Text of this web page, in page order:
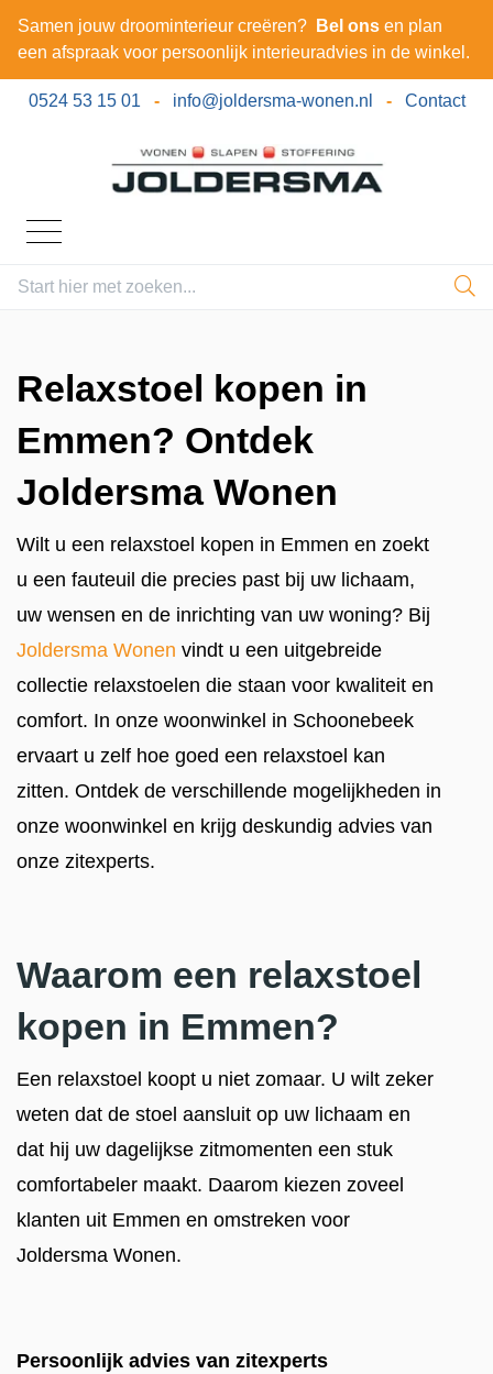
Samen jouw droominterieur creëren? Bel ons en plan
een afspraak voor persoonlijk interieuradvies in de winkel.
0524 53 15 01 - info@joldersma-wonen.nl - Contact
Relaxstoel kopen in
Emmen? Ontdek
Joldersma Wonen
Wilt u een relaxstoel kopen in Emmen en zoekt
u een fauteuil die precies past bij uw lichaam,
uw wensen en de inrichting van uw woning? Bij
Joldersma Wonen vindt u een uitgebreide
collectie relaxstoelen die staan voor kwaliteit en
comfort. In onze woonwinkel in Schoonebeek
ervaart u zelf hoe goed een relaxstoel kan
zitten. Ontdek de verschillende mogelijkheden in
onze woonwinkel en krijg deskundig advies van
onze zitexperts.
Waarom een relaxstoel
kopen in Emmen?
Een relaxstoel koopt u niet zomaar. U wilt zeker
weten dat de stoel aansluit op uw lichaam en
dat hij uw dagelijkse zitmomenten een stuk
comfortabeler maakt. Daarom kiezen zoveel
klanten uit Emmen en omstreken voor
Joldersma Wonen.
Persoonlijk advies van zitexperts